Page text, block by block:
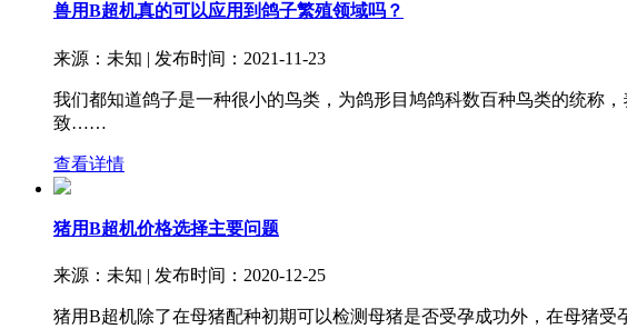
兽用B超机真的可以应用到鸽子繁殖领域吗？
来源：未知 | 发布时间：2021-11-23
我们都知道鸽子是一种很小的鸟类，为鸽形目鸠鸽科数百种鸟类的统称
致……
查看详情
猪用B超机价格选择主要问题
来源：未知 | 发布时间：2020-12-25
猪用B超机除了在母猪配种初期可以检测母猪是否受孕成功外，在母猪